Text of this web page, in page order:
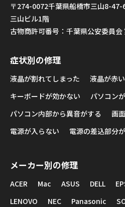
〒274-0072千葉県船橋市三山8-47-
三山ビル1階
古物商許可番号：千葉県公安委員
症状別の修理
液晶が割れてしまった
液晶が赤
キーボードが効かない
パソコン
パソコン内部から異音がする
画
電源が入らない
電源の差込部分
メーカー別の修理
ACER Mac ASUS DELL
LENOVO
NEC Panasonic